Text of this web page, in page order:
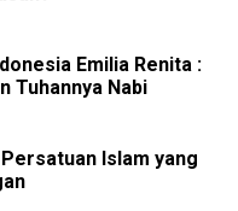
Emilia Renita :
Tuhannya Nabi
Islam yang